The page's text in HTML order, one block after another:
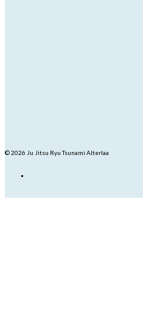
© 2026 Ju Jitsu Ryu Tsunami Alterlaa